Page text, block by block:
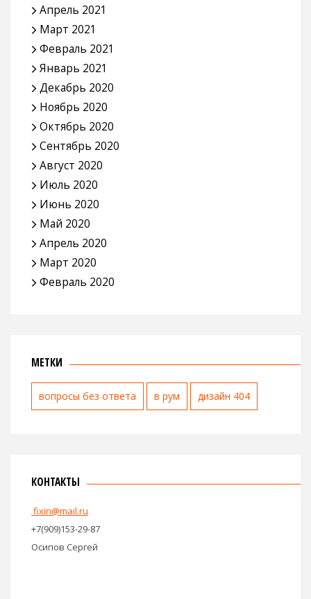
Апрель 2021
Март 2021
Февраль 2021
Январь 2021
Декабрь 2020
Ноябрь 2020
Октябрь 2020
Сентябрь 2020
Август 2020
Июль 2020
Июнь 2020
Май 2020
Апрель 2020
Март 2020
Февраль 2020
МЕТКИ
вопросы без ответа в рум дизайн 404
КОНТАКТЫ
fixin@mail.ru
+7(909)153-29-87
Осипов Сергей